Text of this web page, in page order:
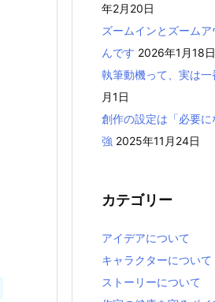
年2月20日
ズームインとズーム
んです 2026年1月18日
執筆動機って、実は
月1日
創作の設定は「必要
強 2025年11月24日
カテゴリー
アイデアについて
キャラクターについて
ストーリーについて